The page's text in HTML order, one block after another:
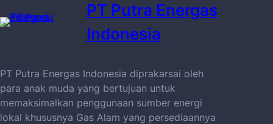
PT Putra Energas
Indonesia
PT Putra Energas Indonesia diprakarsai oleh
para anak muda yang bertujuan untuk
memaksimalkan penggunaan sumber energi
lokal khususnya Gas Alam yang persediaannya